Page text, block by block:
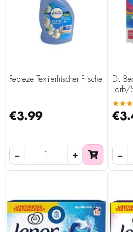
Febreze Textilerfrischer Frische
€3.99
Dr.
Farb/